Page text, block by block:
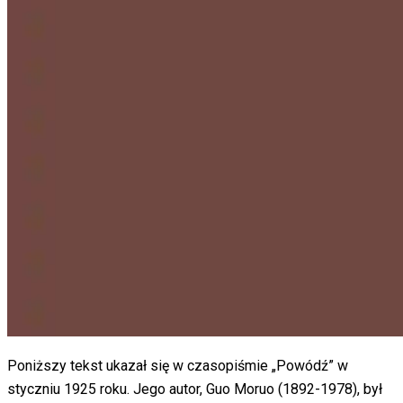
Poniższy tekst ukazał się w czasopiśmie „Powódź” w
styczniu 1925 roku. Jego autor, Guo Moruo (1892-1978), był